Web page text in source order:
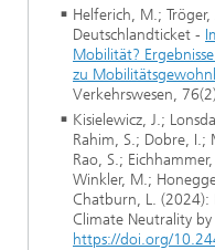
Helferich, M.;
Deutschlandticket -
Mobilität?
zu
Verkehrswesen,
Kisielewicz, J.;
Rahim, S.; Dobre, I.;
Rao, S.;
Winkler, M.;
Chatburn, L. (2024):
Climate Neutrality
https://doi.org/